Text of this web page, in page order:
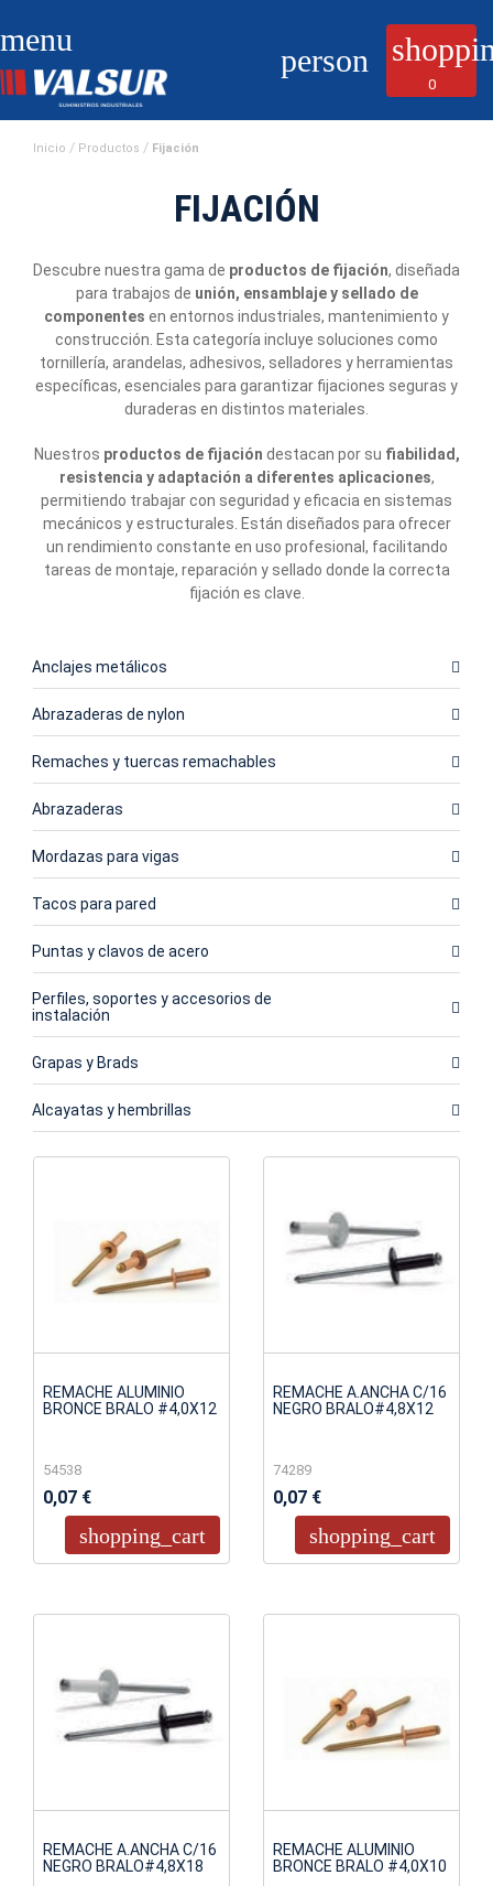
menu
person
0
Inicio Productos Fijación
FIJACIÓN
Descubre nuestra gama de productos de fijación, diseñada
para trabajos de unión, ensamblaje y sellado de
componentes en entornos industriales, mantenimiento y
construcción. Esta categoría incluye soluciones como
tornillería, arandelas, adhesivos, selladores y herramientas
específicas, esenciales para garantizar fijaciones seguras y
duraderas en distintos materiales.
Nuestros productos de fijación destacan por su fiabilidad,
resistencia y adaptación a diferentes aplicaciones,
permitiendo trabajar con seguridad y eficacia en sistemas
mecánicos y estructurales. Están diseñados para ofrecer
un rendimiento constante en uso profesional, facilitando
tareas de montaje, reparación y sellado donde la correcta
fijación es clave.
Anclajes metálicos
Abrazaderas de nylon
Remaches y tuercas remachables
Abrazaderas
Mordazas para vigas
Tacos para pared
Puntas y clavos de acero
Perfiles, soportes y accesorios de
instalación
Grapas y Brads
Alcayatas y hembrillas
REMACHE ALUMINIO
BRONCE BRALO #4,0X12
54538
0,07 €
shopping_cart
REMACHE A.ANCHA C/16
NEGRO BRALO#4,8X12
74289
0,07 €
shopping_cart
REMACHE A.ANCHA C/16
NEGRO BRALO#4,8X18
REMACHE ALUMINIO
BRONCE BRALO #4,0X10